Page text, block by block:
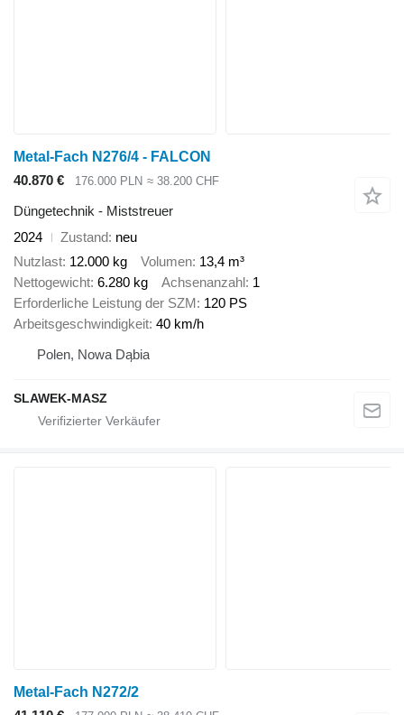
Metal-Fach N276/4 - FALCON
40.870 €
176.000 PLN ≈ 38.200 CHF
Düngetechnik - Miststreuer
2024
Zustand
neu
Nutzlast 12.000 kg Volumen 13,4 m³
Nettogewicht 6.280 kg Achsenanzahl 1
Erforderliche Leistung der SZM 120 PS
Arbeitsgeschwindigkeit 40 km/h
Polen, Nowa Dąbia
SLAWEK-MASZ
Metal-Fach N272/2